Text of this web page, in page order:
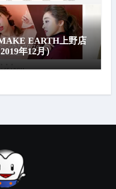
EARTH上野店
年12月）